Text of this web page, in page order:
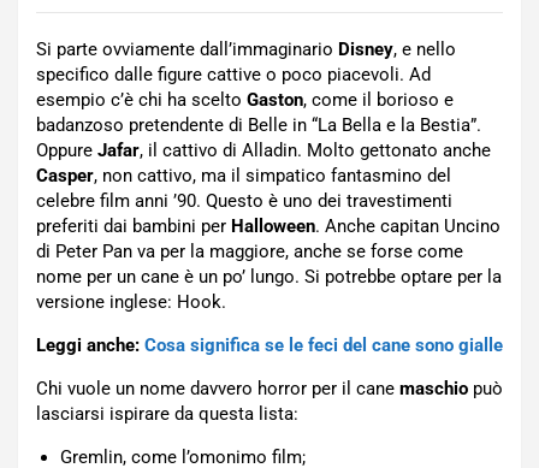
Si parte ovviamente dall’immaginario Disney, e nello
specifico dalle figure cattive o poco piacevoli. Ad
esempio c’è chi ha scelto Gaston, come il borioso e
badanzoso pretendente di Belle in “La Bella e la Bestia”.
Oppure Jafar, il cattivo di Alladin. Molto gettonato anche
Casper, non cattivo, ma il simpatico fantasmino del
celebre film anni ’90. Questo è uno dei travestimenti
preferiti dai bambini per Halloween. Anche capitan Uncino
di Peter Pan va per la maggiore, anche se forse come
nome per un cane è un po’ lungo. Si potrebbe optare per la
versione inglese: Hook.
Leggi anche: Cosa significa se le feci del cane sono gialle
Chi vuole un nome davvero horror per il cane maschio può
lasciarsi ispirare da questa lista:
Gremlin, come l’omonimo film;